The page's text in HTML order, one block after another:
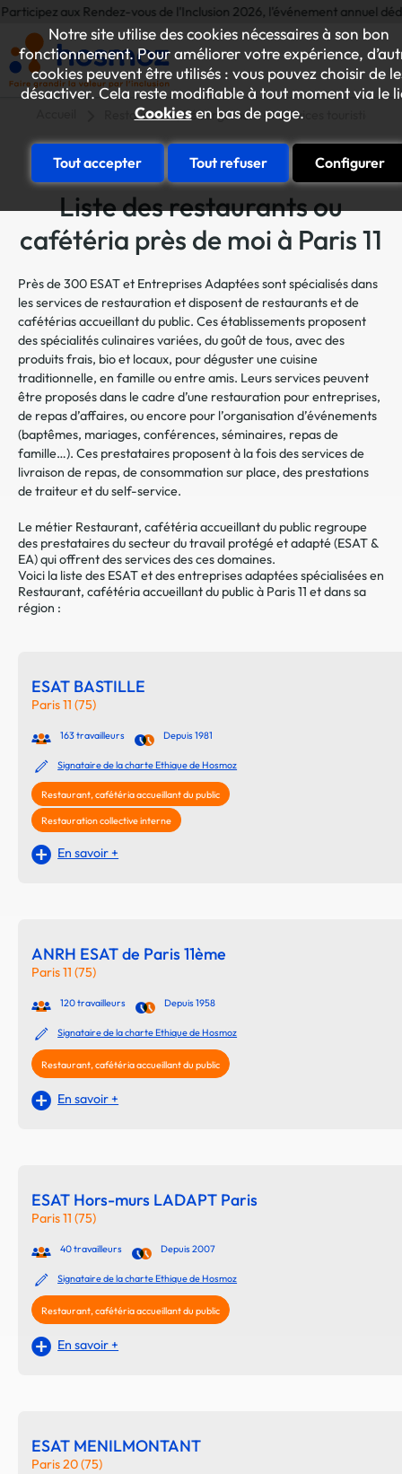
Notre site utilise des cookies nécessaires à son bon
fonctionnement. Pour améliorer votre expérience,
cookies peuvent être utilisés : vous pouvez choisir de
désactiver. Cela reste modifiable à tout moment via le
Cookiesen bas de page.
Tout accepter Tout refuser Configurer
aux Rendez-vous de l'Inclusion 2026, l'événement annuel dédié aux
Restauration, hébergement et services touristiques
Liste des restaurants ou
cafétéria près de moi à Paris 11
Près de 300 ESAT et Entreprises Adaptées sont spécialisés dans
les services de restauration et disposent de restaurants et de
cafétérias accueillant du public. Ces établissements proposent
des spécialités culinaires variées, du goût de tous, avec des
produits frais, bio et locaux, pour déguster une cuisine
traditionnelle, en famille ou entre amis. Leurs services peuvent
être proposés dans le cadre d’une restauration pour entreprises,
de repas d’affaires, ou encore pour l’organisation d’événements
(baptêmes, mariages, conférences, séminaires, repas de
famille…). Ces prestataires proposent à la fois des services de
livraison de repas, de consommation sur place, des prestations
de traiteur et du self-service.
Le métier Restaurant, cafétéria accueillant du public regroupe
des prestataires du secteur du travail protégé et adapté (ESAT &
EA) qui offrent des services des ces domaines.
Voici la liste des ESAT et des entreprises adaptées spécialisées en
Restaurant, cafétéria accueillant du public à Paris 11 et dans sa
région :
ESAT BASTILLE
Paris 11 (75)
163 travailleurs Depuis 1981
Signataire de la charte Ethique de Hosmoz
Restaurant, cafétéria accueillant du public
Restauration collective interne
En savoir +
ANRH ESAT de Paris 11ème
Paris 11 (75)
120 travailleurs Depuis 1958
Signataire de la charte Ethique de Hosmoz
Restaurant, cafétéria accueillant du public
En savoir +
ESAT Hors-murs LADAPT Paris
Paris 11 (75)
40 travailleurs Depuis 2007
Signataire de la charte Ethique de Hosmoz
Restaurant, cafétéria accueillant du public
En savoir +
ESAT MENILMONTANT
Paris 20 (75)